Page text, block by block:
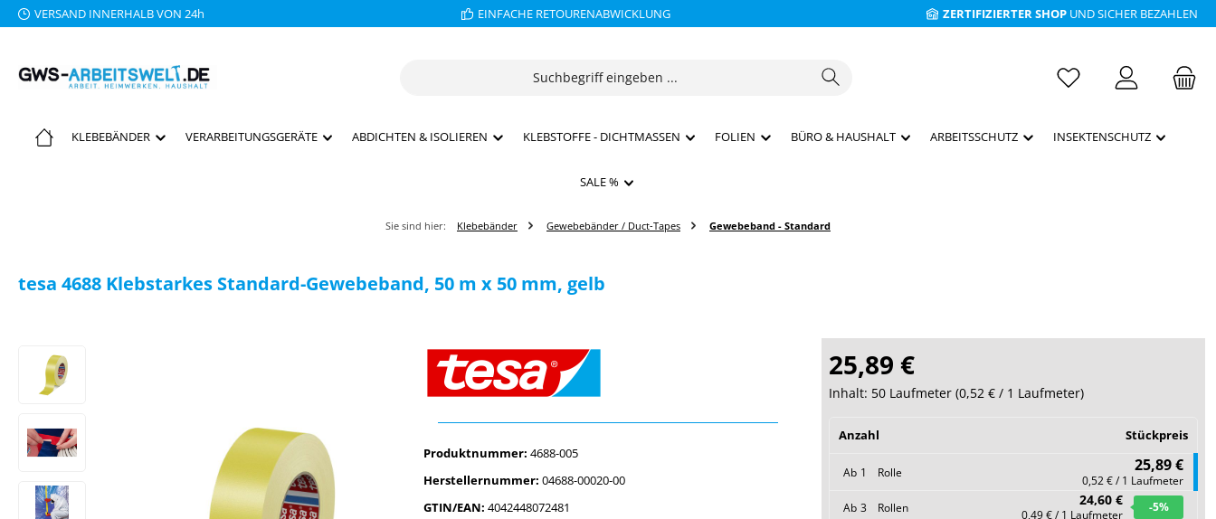
Hauptinhalt springen
Zur Suche springen
Zur Hauptnavigation springen
VERSAND INNERHALB VON 24h EINFACHE RETOURENABWICKLUNG ZERTIFIZIERTER SHOP UND SICHER BEZAHLEN
KLEBEBÄNDER VERARBEITUNGSGERÄTE ABDICHTEN & ISOLIEREN KLEBSTOFFE - DICHTMASSEN FOLIEN BÜRO & HAUSHALT ARBEITSSCHUTZ INSEKTENSCHUTZ
SALE %
Sie sind hier: Klebebänder Gewebebänder / Duct-Tapes Gewebeband - Standard
tesa 4688 Klebstarkes Standard-Gewebeband, 50 m x 50 mm, gelb
Bildergalerie überspringen
Produktnummer: 4688-005
Herstellernummer: 04688-00020-00
GTIN/EAN: 4042448072481
25,89 €
Inhalt: 50 Laufmeter (0,52 € / 1 Laufmeter)
Anzahl Stückpreis
Ab 1 Rolle 25,89 €
0,52 € / 1 Laufmeter
Ab 3 Rollen 24,60 €
0,49 € / 1 Laufmeter
-5%